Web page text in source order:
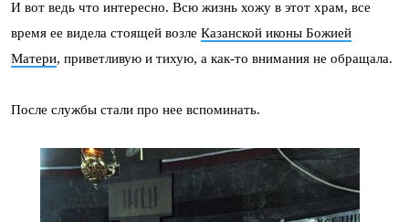
И вот ведь что интересно. Всю жизнь хожу в этот храм, все
время ее видела стоящей возле Казанской иконы Божией
Матери, приветливую и тихую, а как-то внимания не обращала.
После службы стали про нее вспоминать.